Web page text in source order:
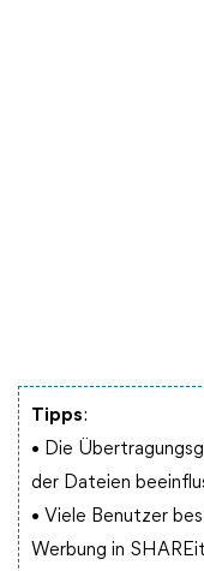
Tipps:
• Die
der Dateien
• Viele Benutzer
Werbung in